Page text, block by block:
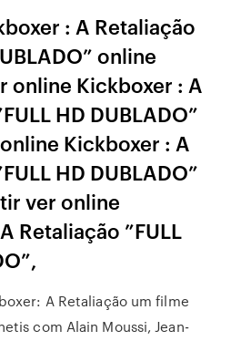
: A Retaliação
online
online Kickboxer : A
HD DUBLADO”
Kickboxer : A
HD DUBLADO”
ver online
Retaliação ”FULL
A Retaliação um filme
com Alain Moussi, Jean-